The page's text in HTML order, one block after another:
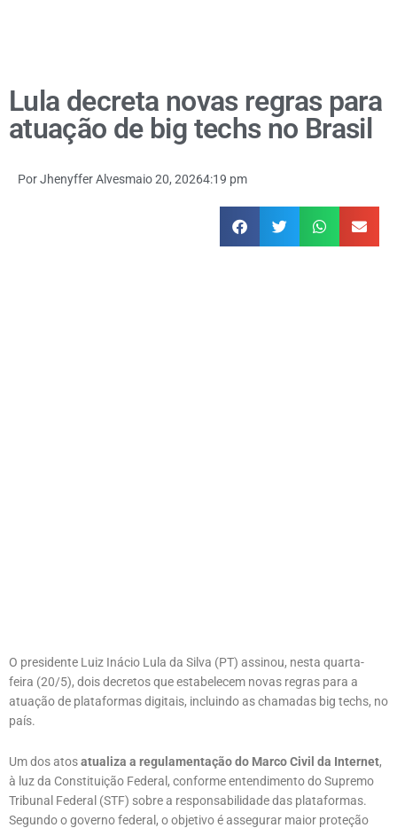
Lula decreta novas regras para
atuação de big techs no Brasil
PorJhenyffer Alvesmaio 20, 20264:19 pm
O presidente Luiz Inácio Lula da Silva (PT) assinou, nesta quarta-
feira (20/5), dois decretos que estabelecem novas regras para a
atuação de plataformas digitais, incluindo as chamadas big techs, no
país.
Um dos atosatualiza a regulamentação do Marco Civil da Internet,
à luz da Constituição Federal, conforme entendimento do Supremo
Tribunal Federal (STF) sobre a responsabilidade das plataformas.
Segundo o governo federal, o objetivo é assegurar maior proteção